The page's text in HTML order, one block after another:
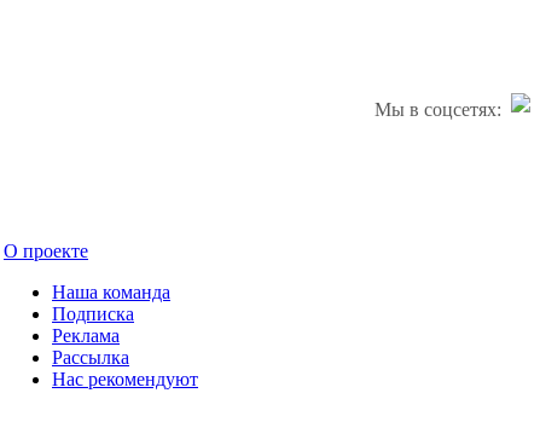
Мы в соцсетях:
О проекте
Наша команда
Подписка
Реклама
Рассылка
Нас рекомендуют